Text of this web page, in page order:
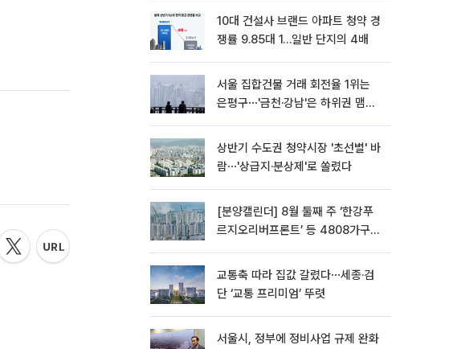
10대 건설사 브랜드 아파트 청약 경
쟁률 9.85대 1…일반 단지의 4배
서울 집합건물 거래 회전율 1위는
은평구⋯'금천·강남'은 하위권 맴돌
상반기 수도권 청약시장 '초선별' 바
람⋯'상급지·분상제'로 쏠렸다
[분양캘린더] 8월 둘째 주 ‘한강푸
르지오리버프론트’ 등 4808가구
교통축 따라 집값 갈렸다⋯세종·검
단 ‘교통 프리미엄’ 뚜렷
서울시, 정부에 정비사업 규제 완화